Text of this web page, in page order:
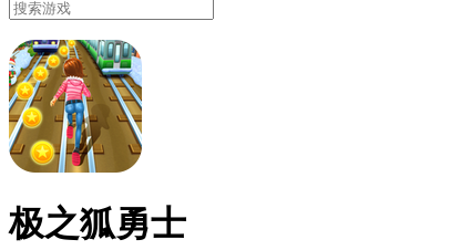
极之狐勇士